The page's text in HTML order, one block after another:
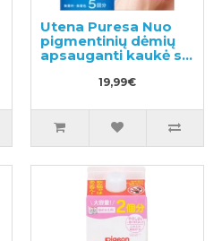
Utena Puresa Nuo
pigmentinių dėmių
apsauganti kaukė su
19,99€